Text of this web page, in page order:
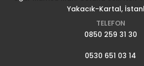
Yakacık-Kartal,
TELEFON
0850 259 31 30
0530 651 03 14